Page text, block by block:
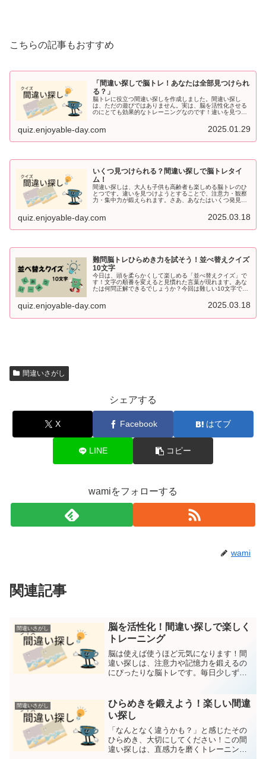
こちらの記事もおすすめ
「間違い探しで脳トレ！あなたは全部見つけられ
る？」
脳トレに役立つ間違い探しを作成しました。間違い探し
は、ただの遊びではありません。実は、脳を活性化させる
のにとても効果的なトレーニングなのです！違いを見つけ
quiz.enjoyable-day.com 2025.01.29
いくつ見つけられる？間違い探しで脳トレタイ
ム！
間違い探しは、大人も子供も高齢者も楽しめる脳トレのひ
とつです。違いを見つけようとすることで、注意力・観察
力・集中力が鍛えられます。さあ、あなたはいくつ発見で
quiz.enjoyable-day.com 2025.03.18
難問脳トレひらめき力を試そう！並べ替えクイズ
10文字
今日は、頭を柔らかくして楽しめる「並べ替えクイズ」で
す！文字の順番を変えると見慣れた言葉が現れます。あな
たは何問正解できるでしょうか？今回は難しい10文字で
quiz.enjoyable-day.com 2025.03.18
間違いさがし
シェアする
X Facebook はてブ
LINE コピー
wamiをフォローする
wami
関連記事
間違いさがし
脳を活性化！間違い探しで楽しく
トレーニング
脳は使えば使うほど元気になります！間
違い探しは、注意力や記憶力を鍛えるの
にぴったりな脳トレです。毎日少しずつ
間違いは5つです。回答は下部にありま
す。第一問目 第二問目...
間違いさがし
ひらめきを鍛えよう！楽しい間違
い探し
「なんとなく違うかも？」と感じたその
ひらめき、大切にしてください！この間
違い探しは、直感力を磨くトレーニング